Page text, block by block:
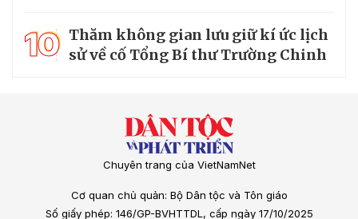
10 Thăm không gian lưu giữ kí ức lịch
sử về cố Tổng Bí thư Trường Chinh
Chuyên trang của VietNamNet
Cơ quan chủ quản: Bộ Dân tộc và Tôn giáo
Số giấy phép: 146/GP-BVHTTDL, cấp ngày 17/10/2025